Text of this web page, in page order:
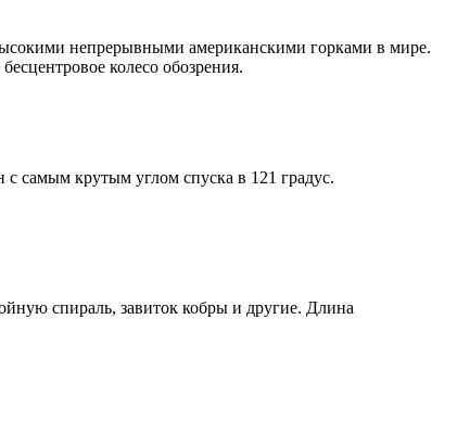
непрерывными американскими горками в мире.
колесо обозрения.
самым крутым углом спуска в 121 градус.
спираль, завиток кобры и другие. Длина